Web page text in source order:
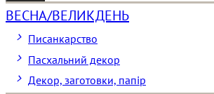
ВЕСНА/ВЕЛИКДЕНЬ
Писанкарство
Пасхальний декор
Декор, заготовки, папір